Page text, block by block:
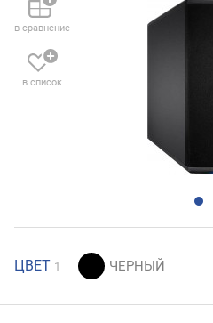
в сравнение
в список
ЦВЕТ 1